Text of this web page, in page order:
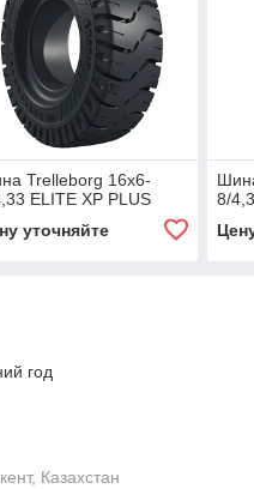
Trelleborg 16х6-
ELITE XP PLUS
уточняйте
8/
год
Казахстан